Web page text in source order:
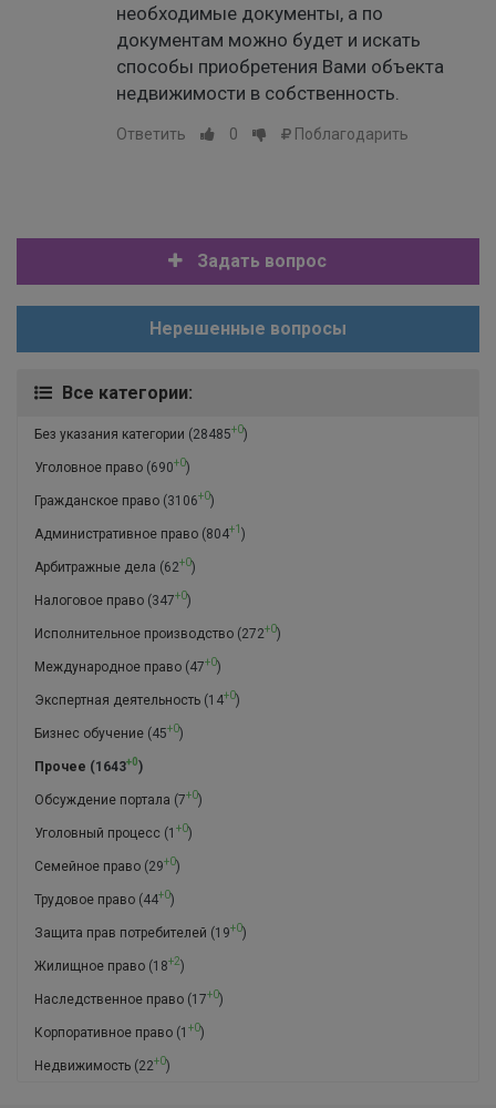
необходимые документы, а по
документам можно будет и искать
способы приобретения Вами объекта
недвижимости в собственность.
Ответить 0 Поблагодарить
Задать вопрос
Нерешенные вопросы
Все категории:
Без указания категории (28485+0)
Уголовное право (690+0)
Гражданское право (3106+0)
Административное право (804+1 )
Арбитражные дела (62+0)
Налоговое право (347+0)
Исполнительное производство (272+0)
Международное право (47+0)
Экспертная деятельность (14+0)
Бизнес обучение (45+0)
Прочее (1643+0)
Обсуждение портала (7+0)
Уголовный процесс (1 +0)
Семейное право (29+0)
Трудовое право (44+0)
Защита прав потребителей (19+0)
Жилищное право (18+2)
Наследственное право (17+0)
Корпоративное право (1 +0)
Недвижимость (22+0)